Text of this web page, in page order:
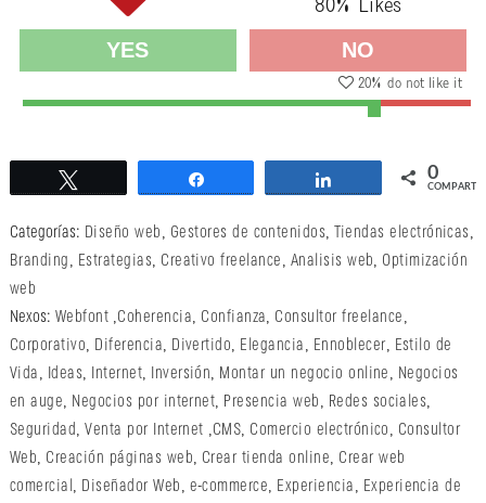
80% Likes
YES NO
20% do not like it
Compartir 0
COMPARTIR
Categorías: Diseño web , Gestores de contenidos, Tiendas electrónicas,
Branding , Estrategias, Creativo freelance , Analisis web, Optimización
web
Nexos: Webfont ,Coherencia, Confianza, Consultor freelance ,
Corporativo, Diferencia, Divertido, Elegancia , Ennoblecer, Estilo de
Vida , Ideas, Internet, Inversión, Montar un negocio online , Negocios
en auge, Negocios por internet, Presencia web , Redes sociales,
Seguridad ,Venta por Internet ,CMS, Comercio electrónico , Consultor
Web, Creación páginas web, Crear tienda online, Crear web
comercial , Diseñador Web , e-commerce, Experiencia , Experiencia de